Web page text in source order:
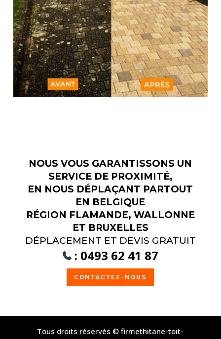
NOUS VOUS GARANTISSONS UN
SERVICE DE PROXIMITÉ,
EN NOUS DÉPLAÇANT PARTOUT
EN BELGIQUE
RÉGION FLAMANDE, WALLONNE
ET BRUXELLES
DÉPLACEMENT ET DEVIS GRATUIT
: 0493 62 41 87
CONTACTEZ-NOUS
Tous droits réservés © firmethitane-toit-